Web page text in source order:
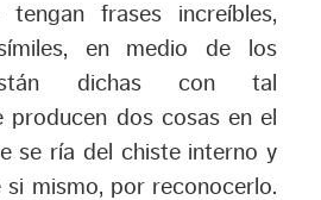
frases increíbles,
en medio de los
dichas con tal
producen dos cosas en el
se ría del chiste interno y
si mismo, por reconocerlo.